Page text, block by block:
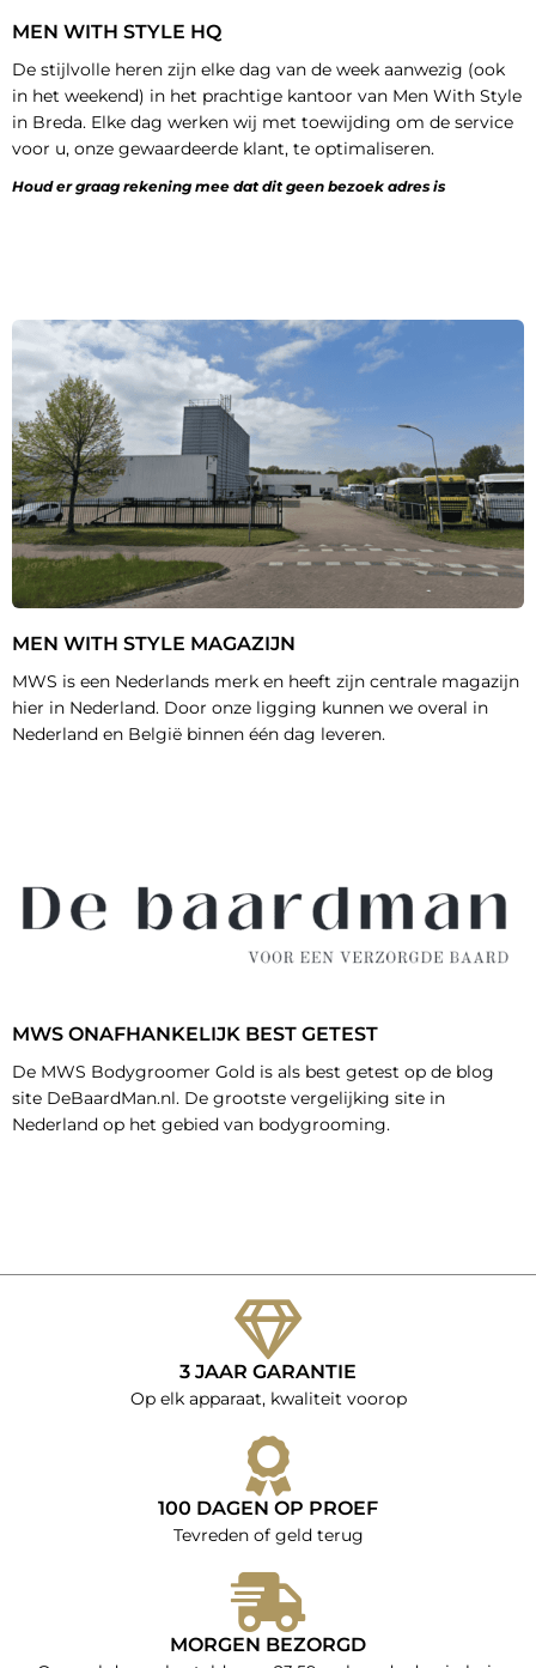
MEN WITH STYLE HQ
De stijlvolle heren zijn elke dag van de week aanwezig (ook
in het weekend) in het prachtige kantoor van Men With Style
in Breda. Elke dag werken wij met toewijding om de service
voor u, onze gewaardeerde klant, te optimaliseren.
Houd er graag rekening mee dat dit geen bezoek adres is
MEN WITH STYLE MAGAZIJN
MWS is een Nederlands merk en heeft zijn centrale magazijn
hier in Nederland. Door onze ligging kunnen we overal in
Nederland en België binnen één dag leveren.
MWS ONAFHANKELIJK BEST GETEST
De MWS Bodygroomer Gold is als best getest op de blog
site DeBaardMan.nl. De grootste vergelijking site in
Nederland op het gebied van bodygrooming.
3 JAAR GARANTIE
Op elk apparaat, kwaliteit voorop
100 DAGEN OP PROEF
Tevreden of geld terug
MORGEN BEZORGD